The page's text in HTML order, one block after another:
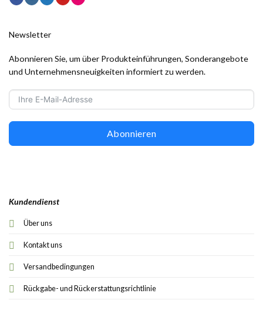
Kundendienst
Über uns
Kontakt uns
Versandbedingungen
Rückgabe- und Rückerstattungsrichtlinie
Newsletter
Abonnieren Sie, um über Produkteinführungen, Sonderangebote
und Unternehmensneuigkeiten informiert zu werden.
Abonnieren